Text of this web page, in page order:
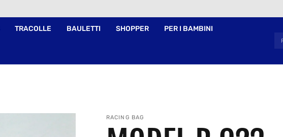
TRACOLLE BAULETTI SHOPPER PER I BAMBINI
RACING BAG